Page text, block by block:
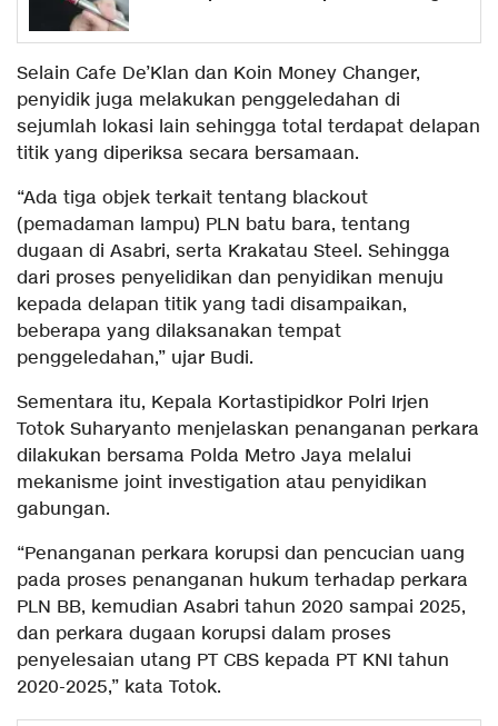
Selain Cafe De’Klan dan Koin Money Changer,
penyidik juga melakukan penggeledahan di
sejumlah lokasi lain sehingga total terdapat delapan
titik yang diperiksa secara bersamaan.
“Ada tiga objek terkait tentang blackout
(pemadaman lampu) PLN batu bara, tentang
dugaan di Asabri, serta Krakatau Steel. Sehingga
dari proses penyelidikan dan penyidikan menuju
kepada delapan titik yang tadi disampaikan,
beberapa yang dilaksanakan tempat
penggeledahan,” ujar Budi.
Sementara itu, Kepala Kortastipidkor Polri Irjen
Totok Suharyanto menjelaskan penanganan perkara
dilakukan bersama Polda Metro Jaya melalui
mekanisme joint investigation atau penyidikan
gabungan.
“Penanganan perkara korupsi dan pencucian uang
pada proses penanganan hukum terhadap perkara
PLN BB, kemudian Asabri tahun 2020 sampai 2025,
dan perkara dugaan korupsi dalam proses
penyelesaian utang PT CBS kepada PT KNI tahun
2020-2025,” kata Totok.